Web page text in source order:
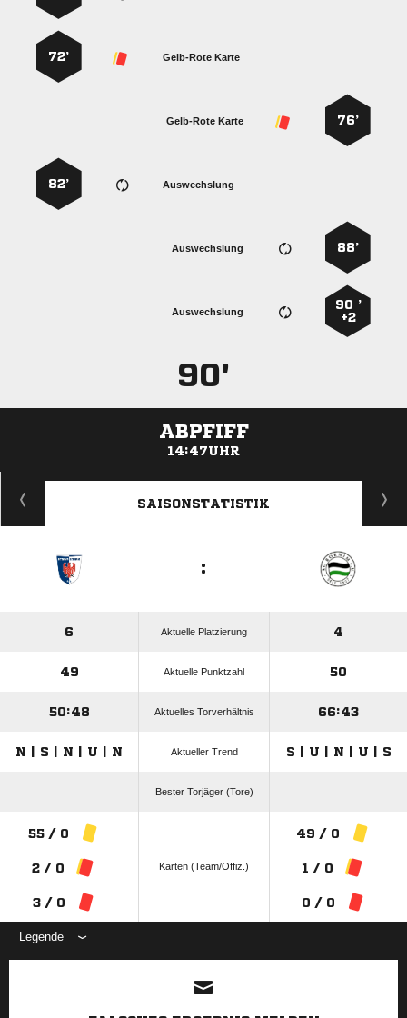
Gelb-Rote Karte
72’
76’
Gelb-Rote Karte
Auswechslung
82’
88’
Auswechslung
90 ’
+2
Auswechslung
90'
ABPFIFF
14:47UHR
ANZEIGE
SAISONSTATISTIK
:
6 Aktuelle Platzierung 4
49 Aktuelle Punktzahl 50
50:48 Aktuelles Torverhältnis 66:43
N | S | N | U | N Aktueller Trend S | U | N | U | S
Bester Torjäger (Tore)
55 / 0
2 / 0
3 / 0
Karten (Team/Offiz.)
49 / 0
1 / 0
0 / 0
Legende
ANZEIGE